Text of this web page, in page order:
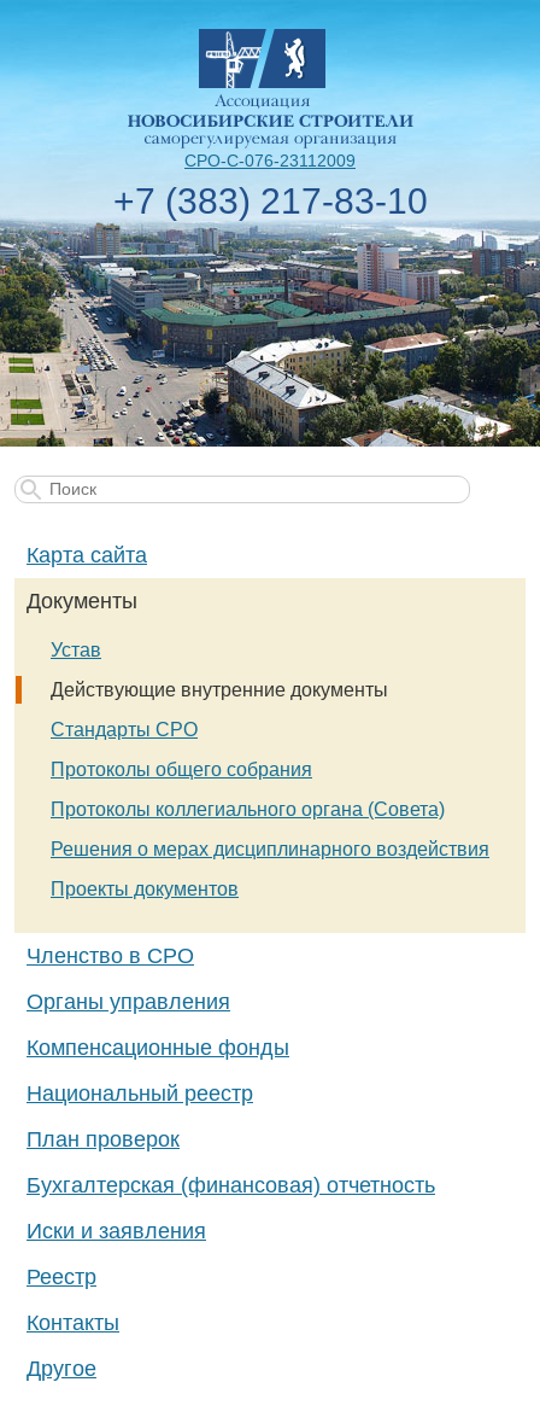
СРО-С-076-23112009
+7 (383) 217-83-10
Карта сайта
Документы
Устав
Действующие внутренние документы
Стандарты СРО
Протоколы общего собрания
Протоколы коллегиального органа (Совета)
Решения о мерах дисциплинарного воздействия
Проекты документов
Членство в СРО
Органы управления
Компенсационные фонды
Национальный реестр
План проверок
Бухгалтерская (финансовая) отчетность
Иски и заявления
Реестр
Контакты
Другое